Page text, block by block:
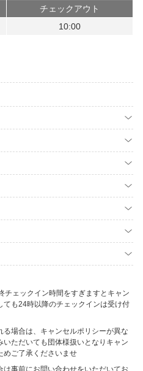
チェックアウト
10:00
チェックイン時間をすぎますとキャン
も24時以降のチェックインは受け付
場合は、キャンセルポリシーが異な
ただいても団体様扱いとなりキャン
めご了承くださいませ
事前にお問い合わせをいただいてお